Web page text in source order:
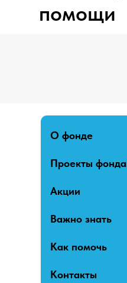
помощи
О фонде
Проекты фонда
Акции
Важно знать
Контакты
Как помочь